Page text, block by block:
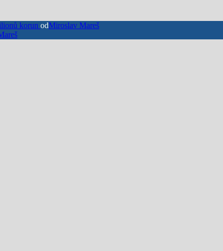
korun odMiroslav Mareš